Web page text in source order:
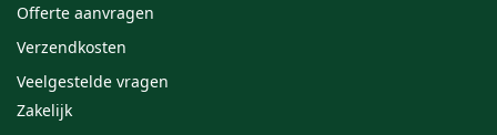
Offerte aanvragen
Verzendkosten
Veelgestelde vragen
Zakelijk